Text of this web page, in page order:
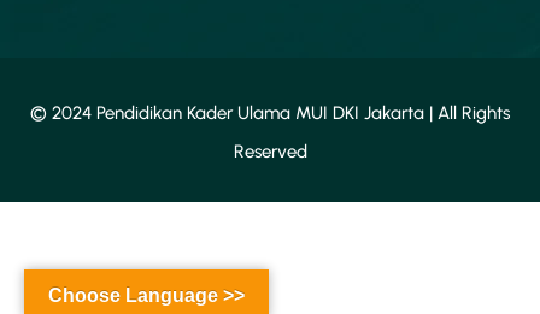
© 2024 Pendidikan Kader Ulama MUI DKI Jakarta | All Rights
Reserved
Choose Language >>